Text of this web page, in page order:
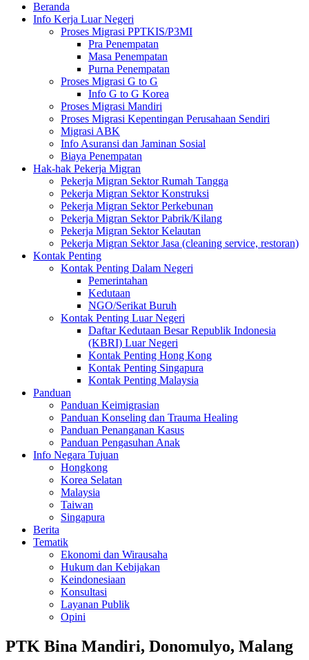
Beranda
Info Kerja Luar Negeri
Proses Migrasi PPTKIS/P3MI
Pra Penempatan
Masa Penempatan
Purna Penempatan
Proses Migrasi G to G
Info G to G Korea
Proses Migrasi Mandiri
Proses Migrasi Kepentingan Perusahaan Sendiri
Migrasi ABK
Info Asuransi dan Jaminan Sosial
Biaya Penempatan
Hak-hak Pekerja Migran
Pekerja Migran Sektor Rumah Tangga
Pekerja Migran Sektor Konstruksi
Pekerja Migran Sektor Perkebunan
Pekerja Migran Sektor Pabrik/Kilang
Pekerja Migran Sektor Kelautan
Pekerja Migran Sektor Jasa (cleaning service, restoran)
Kontak Penting
Kontak Penting Dalam Negeri
Pemerintahan
Kedutaan
NGO/Serikat Buruh
Kontak Penting Luar Negeri
Daftar Kedutaan Besar Republik Indonesia
(KBRI) Luar Negeri
Kontak Penting Hong Kong
Kontak Penting Singapura
Kontak Penting Malaysia
Panduan
Panduan Keimigrasian
Panduan Konseling dan Trauma Healing
Panduan Penanganan Kasus
Panduan Pengasuhan Anak
Info Negara Tujuan
Hongkong
Korea Selatan
Malaysia
Taiwan
Singapura
Berita
Tematik
Ekonomi dan Wirausaha
Hukum dan Kebijakan
Keindonesiaan
Konsultasi
Layanan Publik
Opini
PTK Bina Mandiri, Donomulyo, Malang